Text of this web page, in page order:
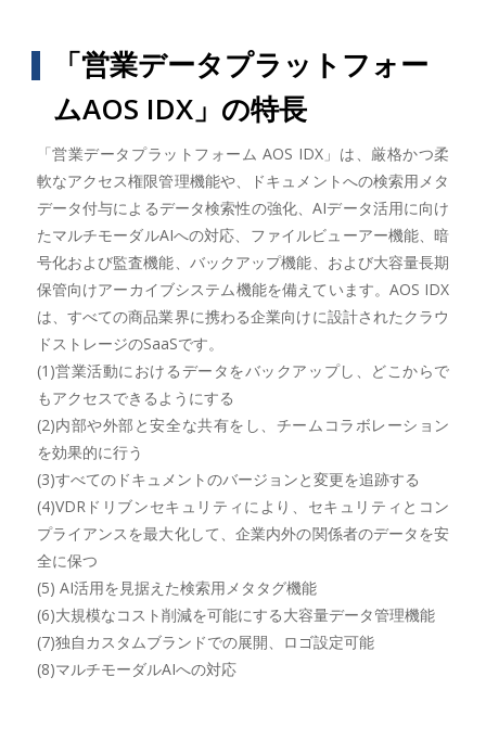
「営業データプラットフォー
ムAOS IDX」の特長
「営業データプラットフォーム AOS IDX」は、厳格かつ柔
軟なアクセス権限管理機能や、ドキュメントへの検索用メタ
データ付与によるデータ検索性の強化、AIデータ活用に向け
たマルチモーダルAIへの対応、ファイルビューアー機能、暗
号化および監査機能、バックアップ機能、および大容量長期
保管向けアーカイブシステム機能を備えています。AOS IDX
は、すべての商品業界に携わる企業向けに設計されたクラウ
ドストレージのSaaSです。
(1)営業活動におけるデータをバックアップし、どこからで
もアクセスできるようにする
(2)内部や外部と安全な共有をし、チームコラボレーション
を効果的に行う
(3)すべてのドキュメントのバージョンと変更を追跡する
(4)VDRドリブンセキュリティにより、セキュリティとコン
プライアンスを最大化して、企業内外の関係者のデータを安
全に保つ
(5) AI活用を見据えた検索用メタタグ機能
(6)大規模なコスト削減を可能にする大容量データ管理機能
(7)独自カスタムブランドでの展開、ロゴ設定可能
(8)マルチモーダルAIへの対応